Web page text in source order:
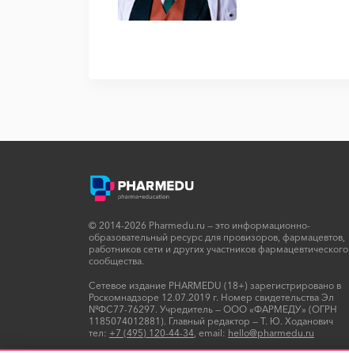
© 2014-2026 Pharmedu.ru — это информационно-
образовательный ресурс для провизоров, фармацевтов,
работников сети и других участников фармацевтического
сообщества.
Сетевое издание PHARMEDU (18+) зарегистрировано в
Роскомнадзоре 12.07.2019 г. Номер свидетельства Эл
№ФС77-76297. Учредитель — ООО «ФАРМЕДУ» (ОГРН
1185074012881). Главный редактор — Т. Ю. Ходанович
тел: +7 (495) 120-44-34, email: hello@pharmedu.ru